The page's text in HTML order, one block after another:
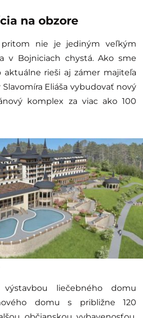
na obzore
pritom nie je jediným veľkým
v Bojniciach chystá. Ako sme
aktuálne rieši aj zámer majiteľa
Eliáša vybudovať nový
komplex za viac ako 100
liečebného domu
domu s približne 120